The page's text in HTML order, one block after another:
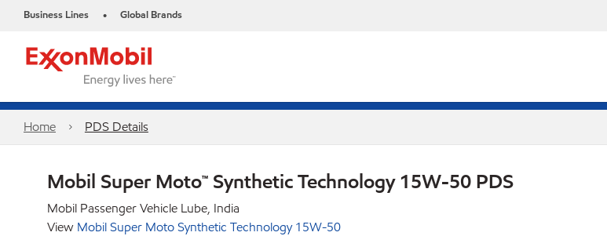
Business Lines • Global Brands
Home PDS Details
Mobil Super Moto™ Synthetic Technology 15W-50 PDS
Mobil Passenger Vehicle Lube, India
View Mobil Super Moto Synthetic Technology 15W-50